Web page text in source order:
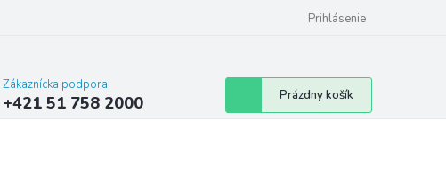
Prihlásenie
Zákaznícka podpora:
+421 51 758 2000
Nákupný
košík
Prázdny košík